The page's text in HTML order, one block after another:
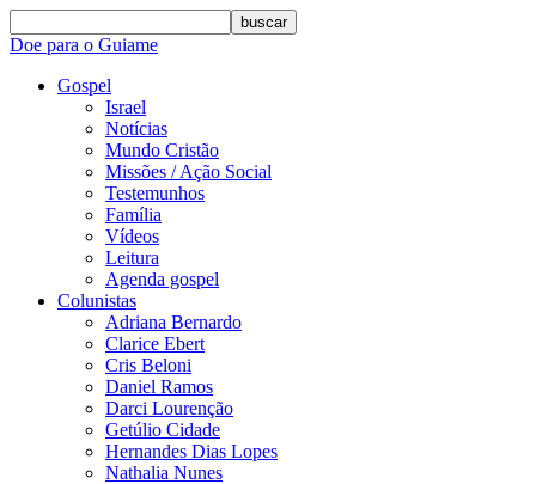
buscar
Doe para o Guiame
Gospel
Israel
Notícias
Mundo Cristão
Missões / Ação Social
Testemunhos
Família
Vídeos
Leitura
Agenda gospel
Colunistas
Adriana Bernardo
Clarice Ebert
Cris Beloni
Daniel Ramos
Darci Lourenção
Getúlio Cidade
Hernandes Dias Lopes
Nathalia Nunes